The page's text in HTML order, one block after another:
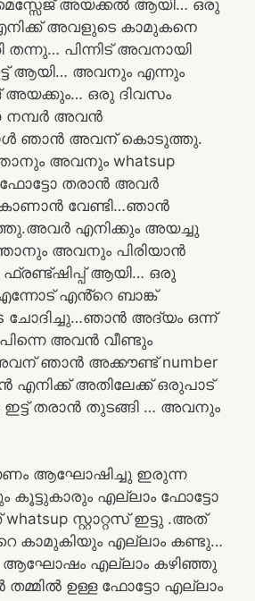
അയക്കൽ ആയി… ഒരു
അവളുടെ കാമുകനെ
തന്നു… പിന്നിട് അവനായി
ആയി… അവനും എന്നും
അയക്കും… ഒരു ദിവസം
നമ്പർ അവൻ
ഞാൻ അവന് കൊടുത്തു.
ഞാനും അവനും whatsup
തരാൻ അവർ
വേണ്ടി…ഞാൻ
എനിക്കും അയച്ചു
അവനും പിരിയാൻ
ഫ്രണ്ട്ഷിപ്പ് ആയി… ഒരു
എൻ്റെ ബാങ്ക്
ചോദിച്ചു…ഞാൻ അദ്യം ഒന്ന്
പിന്നെ അവൻ വീണ്ടും
ഞാൻ അക്കൗണ്ട് number
അതിലേക്ക് ഒരുപാട്
തരാൻ തുടങ്ങി … അവനും
ആഘോഷിച്ചു ഇരുന്ന
എല്ലാം ഫോട്ടോ
സ്റ്റാറ്റസ് ഇട്ടു .അത്
കാമുകിയും എല്ലാം കണ്ടു…
എല്ലാം കഴിഞ്ഞു
തമ്മിൽ ഉള്ള ഫോട്ടോ എല്ലാം